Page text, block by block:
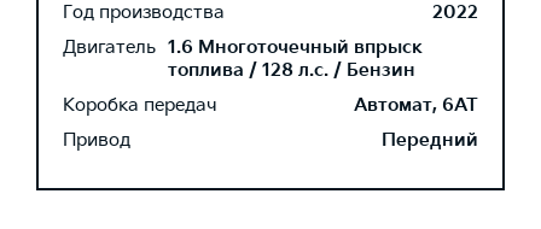
Год производства
2022
Двигатель 1.6 Многоточечный впрыск
топлива / 128 л.с. / Бензин
Коробка передач
Автомат, 6AT
Привод
Передний